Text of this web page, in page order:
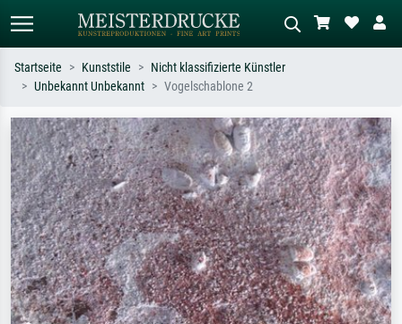
Suchen Sie nach Künstlern, Werktiteln
oder Stilen – z.B. Monet,
Sternennacht, Impressionismus, Welle
Hokusai, Akt.
Beschreiben Sie die Szene – z.B. Grüne
Wiese, Abstrakt mit viel Rot, Dunkles
Ölgemälde, Stehender Akt neben einem
Baum.
Startseite Kunststile
Nicht klassifizierte Künstler
Unbekannt Unbekannt
Vogelschablone 2